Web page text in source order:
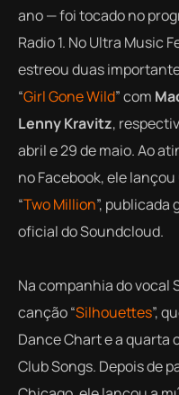
ano — foi tocado no
Radio 1. No Ultra Music
estreou duas
“Girl Gone Wild” com
Lenny Kravitz,
abril e 29 de maio. Ao
no Facebook, ele
“Two Million”,
oficial do Soundcloud.
Na companhia do vocal
canção “Silhouettes”,
Dance Charte a quarta
Club Songs. Depois de